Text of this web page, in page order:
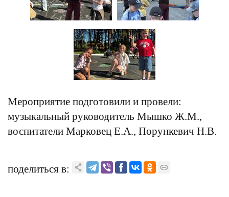
Мероприятие подготовили и провели:
музыкальный руководитель Мышко Ж.М.,
воспитатели Марковец Е.А., Порункевич Н.В.
поделиться в: